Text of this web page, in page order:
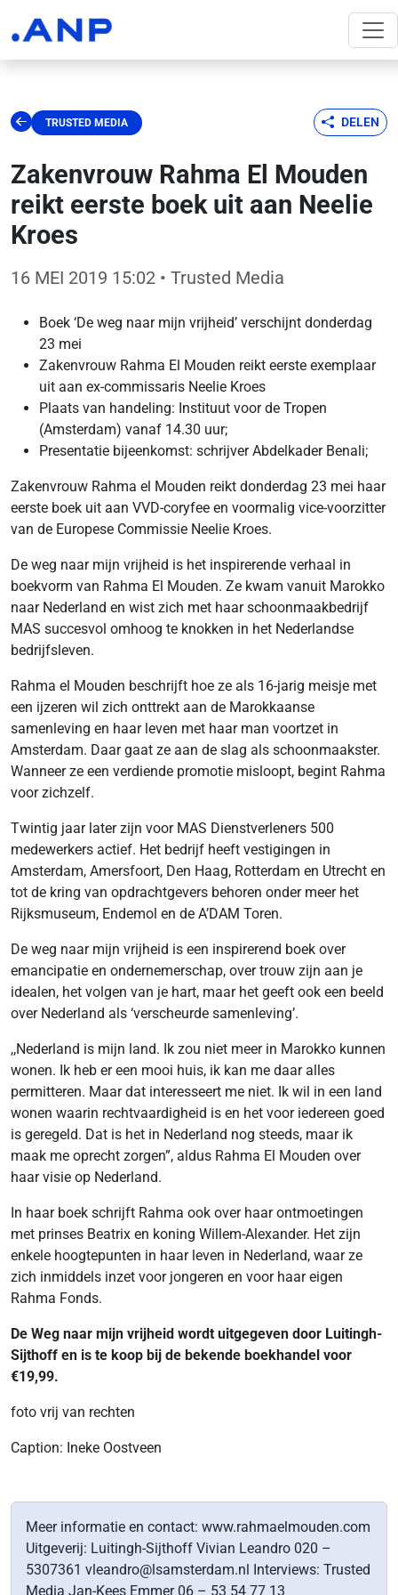
TRUSTED MEDIA DELEN
Zakenvrouw Rahma El Mouden
reikt eerste boek uit aan Neelie
Kroes
16 MEI 2019 15:02 • Trusted Media
Boek ‘De weg naar mijn vrijheid’ verschijnt donderdag
23 mei
Zakenvrouw Rahma El Mouden reikt eerste exemplaar
uit aan ex-commissaris Neelie Kroes
Plaats van handeling: Instituut voor de Tropen
(Amsterdam) vanaf 14.30 uur;
Presentatie bijeenkomst: schrijver Abdelkader Benali;
Zakenvrouw Rahma el Mouden reikt donderdag 23 mei haar
eerste boek uit aan VVD-coryfee en voormalig vice-voorzitter
van de Europese Commissie Neelie Kroes.
De weg naar mijn vrijheid is het inspirerende verhaal in
boekvorm van Rahma El Mouden. Ze kwam vanuit Marokko
naar Nederland en wist zich met haar schoonmaakbedrijf
MAS succesvol omhoog te knokken in het Nederlandse
bedrijfsleven.
Rahma el Mouden beschrijft hoe ze als 16-jarig meisje met
een ijzeren wil zich onttrekt aan de Marokkaanse
samenleving en haar leven met haar man voortzet in
Amsterdam. Daar gaat ze aan de slag als schoonmaakster.
Wanneer ze een verdiende promotie misloopt, begint Rahma
voor zichzelf.
Twintig jaar later zijn voor MAS Dienstverleners 500
medewerkers actief. Het bedrijf heeft vestigingen in
Amsterdam, Amersfoort, Den Haag, Rotterdam en Utrecht en
tot de kring van opdrachtgevers behoren onder meer het
Rijksmuseum, Endemol en de A’DAM Toren.
De weg naar mijn vrijheid is een inspirerend boek over
emancipatie en ondernemerschap, over trouw zijn aan je
idealen, het volgen van je hart, maar het geeft ook een beeld
over Nederland als ‘verscheurde samenleving’.
,,Nederland is mijn land. Ik zou niet meer in Marokko kunnen
wonen. Ik heb er een mooi huis, ik kan me daar alles
permitteren. Maar dat interesseert me niet. Ik wil in een land
wonen waarin rechtvaardigheid is en het voor iedereen goed
is geregeld. Dat is het in Nederland nog steeds, maar ik
maak me oprecht zorgen”, aldus Rahma El Mouden over
haar visie op Nederland.
In haar boek schrijft Rahma ook over haar ontmoetingen
met prinses Beatrix en koning Willem-Alexander. Het zijn
enkele hoogtepunten in haar leven in Nederland, waar ze
zich inmiddels inzet voor jongeren en voor haar eigen
Rahma Fonds.
De Weg naar mijn vrijheid wordt uitgegeven door Luitingh-
Sijthoff en is te koop bij de bekende boekhandel voor
€19,99.
foto vrij van rechten
Caption: Ineke Oostveen
Meer informatie en contact: www.rahmaelmouden.com
Uitgeverij: Luitingh-Sijthoff Vivian Leandro 020 –
5307361 vleandro@lsamsterdam.nl Interviews: Trusted
Media Jan-Kees Emmer 06 – 53 54 77 13